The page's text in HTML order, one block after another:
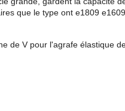
que le type ont e1809
de V pour l'agrafe élastique